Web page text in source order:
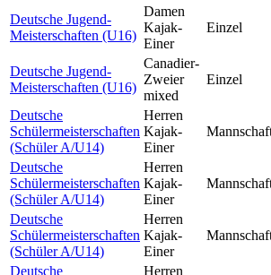
Deutsche Jugend-
Meisterschaften (U16)
Damen
Kajak-
Einer
Einzel
Deutsche Jugend-
Meisterschaften (U16)
Canadier-
Zweier
mixed
Einzel
Deutsche
Schülermeisterschaften
(Schüler A/U14)
Herren
Kajak-
Einer
Deutsche
Schülermeisterschaften
(Schüler A/U14)
Herren
Kajak-
Einer
Deutsche
Schülermeisterschaften
(Schüler A/U14)
Herren
Kajak-
Einer
Deutsche
Herren